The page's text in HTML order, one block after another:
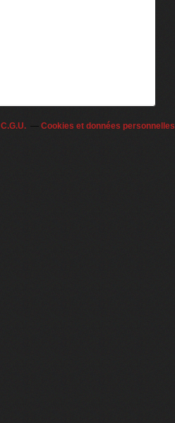
C.G.U. Cookies et données personnelles